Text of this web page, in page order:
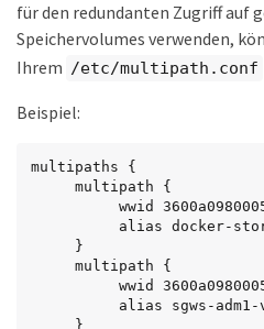
für den redundanten Zugriff auf
Speichervolumes verwenden,
Ihrem /etc/multipath.conf
Beispiel:
multipaths {